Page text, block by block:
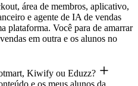
área de membros, aplicativo,
e agente de IA de vendas
plataforma. Você para de amarrar
em outra e os alunos no
Kiwify ou Eduzz?
e os meus alunos da